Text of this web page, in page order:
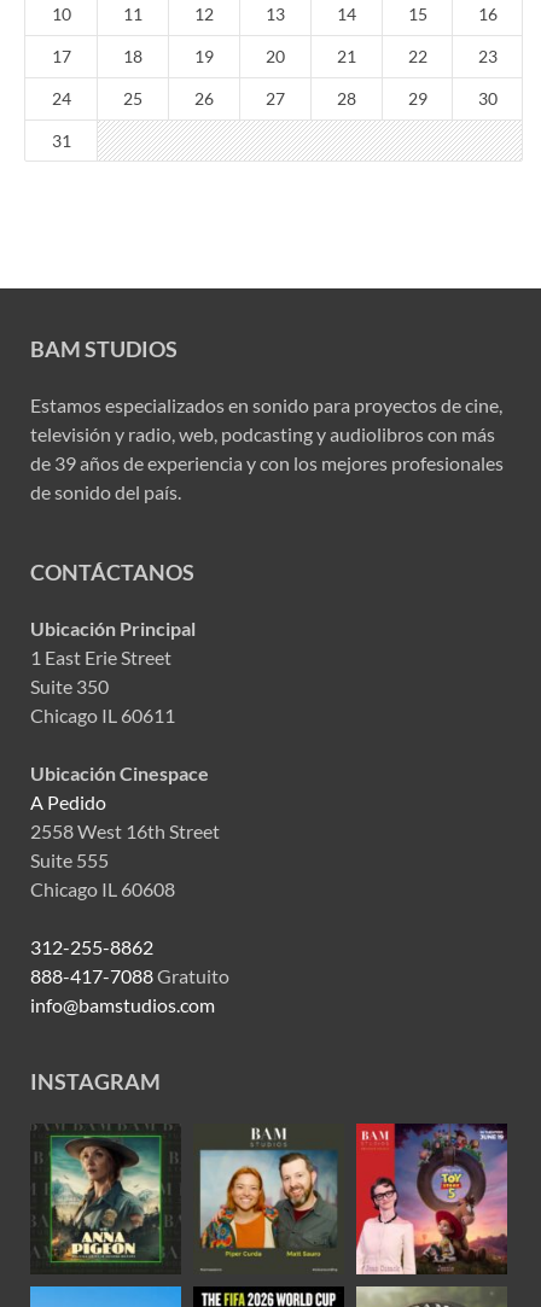
10 11 12 13 14 15 16
17 18 19 20 21 22 23
24 25 26 27 28 29 30
31
BAM STUDIOS
Estamos especializados en sonido para proyectos de cine,
televisión y radio, web, podcasting y audiolibros con más
de 39 años de experiencia y con los mejores profesionales
de sonido del país.
CONTÁCTANOS
Ubicación Principal
1 East Erie Street
Suite 350
Chicago IL 60611
Ubicación Cinespace
A Pedido
2558 West 16th Street
Suite 555
Chicago IL 60608
312-255-8862
888-417-7088Gratuito
info@bamstudios.com
INSTAGRAM